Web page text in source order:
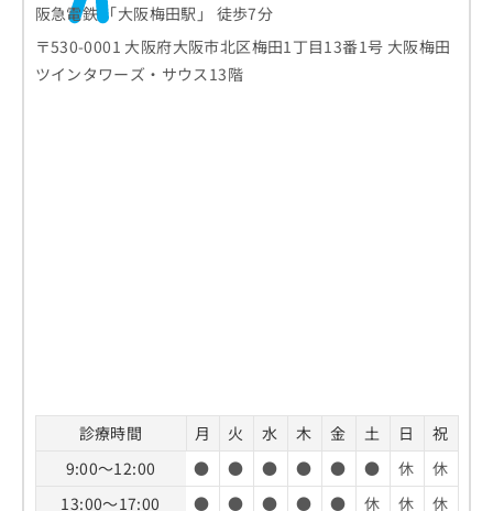
阪急電鉄 「大阪梅田駅」 徒歩7分
〒530-0001 大阪府大阪市北区梅田1丁目13番1号 大阪梅田
ツインタワーズ・サウス13階
診療時間 月 火 水 木 金 土 日
祝
9:00～12:00
● ● ● ● ● ● 休
休
13:00～17:00
● ● ● ● ● 休 休
休